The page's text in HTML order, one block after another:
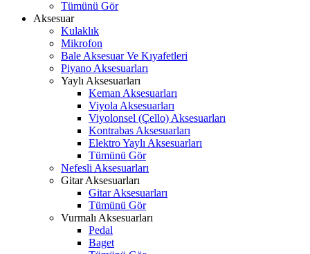
Tümünü Gör
Aksesuar
Kulaklık
Mikrofon
Bale Aksesuar Ve Kıyafetleri
Piyano Aksesuarları
Yaylı Aksesuarları
Keman Aksesuarları
Viyola Aksesuarları
Viyolonsel (Çello) Aksesuarları
Kontrabas Aksesuarları
Elektro Yaylı Aksesuarları
Tümünü Gör
Nefesli Aksesuarları
Gitar Aksesuarları
Gitar Aksesuarları
Tümünü Gör
Vurmalı Aksesuarları
Pedal
Baget